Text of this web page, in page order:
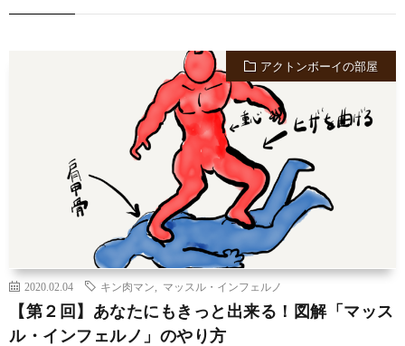
アクトンボーイの部屋
2020.02.04 キン肉マン マッスル・インフェルノ
【第２回】あなたにもきっと出来る！図解「マッス
ル・インフェルノ」のやり方